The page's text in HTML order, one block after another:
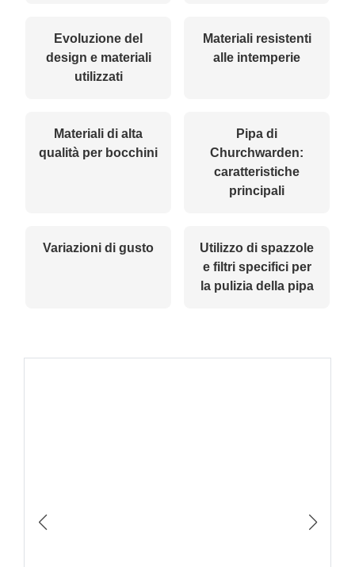
Evoluzione del
design e materiali
utilizzati
Materiali resistenti
alle intemperie
Materiali di alta
qualità per bocchini
Pipa di
Churchwarden:
caratteristiche
principali
Variazioni di gusto
Utilizzo di spazzole
e filtri specifici per
la pulizia della pipa